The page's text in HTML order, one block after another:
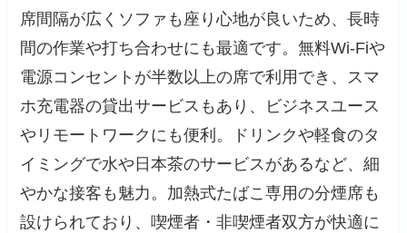
席間隔が広くソファも座り心地が良いため、長時
間の作業や打ち合わせにも最適です。無料Wi-Fiや
電源コンセントが半数以上の席で利用でき、スマ
ホ充電器の貸出サービスもあり、ビジネスユース
やリモートワークにも便利。ドリンクや軽食のタ
イミングで水や日本茶のサービスがあるなど、細
やかな接客も魅力。加熱式たばこ専用の分煙席も
設けられており、喫煙者・非喫煙者双方が快適に